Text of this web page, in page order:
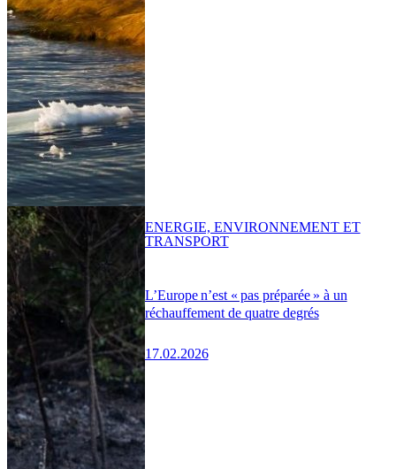
L’Europe n’est « pas préparée » à un
réchauffement de quatre degrés
17.02.2026
ENERGIE, ENVIRONNEMENT ET
TRANSPORT